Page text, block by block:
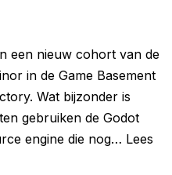
een nieuw cohort van de
in de Game Basement
Wat bijzonder is
gebruiken de Godot
engine die nog… Lees